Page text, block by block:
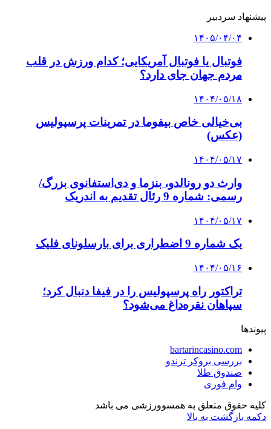
پیشنهاد سردبیر
۱۴۰۵/۰۴/۰۴
فوتبال یا فوتبال آمریکایی؛ کدام ورزش در قلب
مردم جهان جای دارد؟
۱۴۰۴/۰۵/۱۸
بی‌خیالی خاص بیفوما در تمرینات پرسپولیس
(عکس)
۱۴۰۴/۰۵/۱۷
وارث دو رونالدو، بنزما و دی‌استفانوی بزرگ/
رسمی: شماره 9 رئال تقدیم به اندریک
۱۴۰۴/۰۵/۱۷
یک شماره 9 اضطراری برای بارسلونای فلیک
۱۴۰۴/۰۵/۱۶
تراکتور راه پرسپولیس را در فیفا دنبال کرد؛
سپاهان نقره‌داغ می‌شود؟
پیوندها
bartarincasino.com
بررسی بروکر ترندو
صندوق طلا
وام فوری
کلیه حقوق متعلق به همسوورزشی می باشد
دکمه بازگشت به بالا